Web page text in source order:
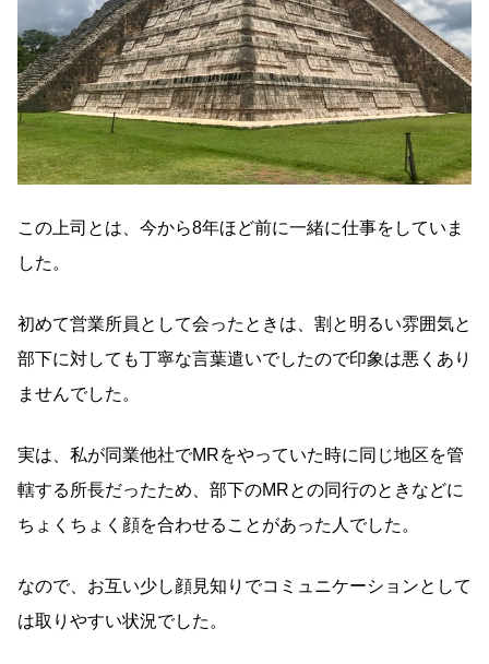
この上司とは、今から8年ほど前に一緒に仕事をしていま
した。
初めて営業所員として会ったときは、割と明るい雰囲気と
部下に対しても丁寧な言葉遣いでしたので印象は悪くあり
ませんでした。
実は、私が同業他社でMRをやっていた時に同じ地区を管
轄する所長だったため、部下のMRとの同行のときなどに
ちょくちょく顔を合わせることがあった人でした。
なので、お互い少し顔見知りでコミュニケーションとして
は取りやすい状況でした。